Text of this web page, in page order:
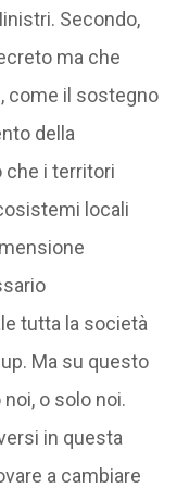
Secondo,
ma che
come il sostegno
della
che i territori
locali
tutta la società
Ma su questo
o solo noi.
in questa
a cambiare